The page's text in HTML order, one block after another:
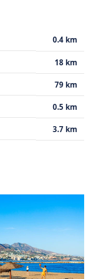
0.4 km
18 km
79 km
0.5 km
3.7 km